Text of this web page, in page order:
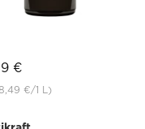
€
€/1 L)